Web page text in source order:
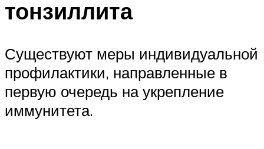
тонзиллита
Существуют меры индивидуальной
профилактики, направленные в
первую очередь на укрепление
иммунитета.